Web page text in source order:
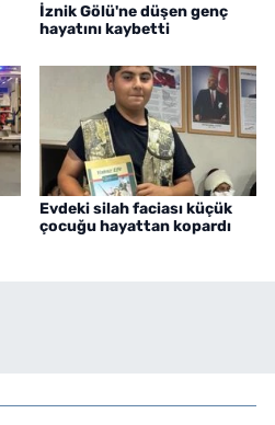
İznik Gölü'ne düşen genç
hayatını kaybetti
Evdeki silah faciası küçük
çocuğu hayattan kopardı